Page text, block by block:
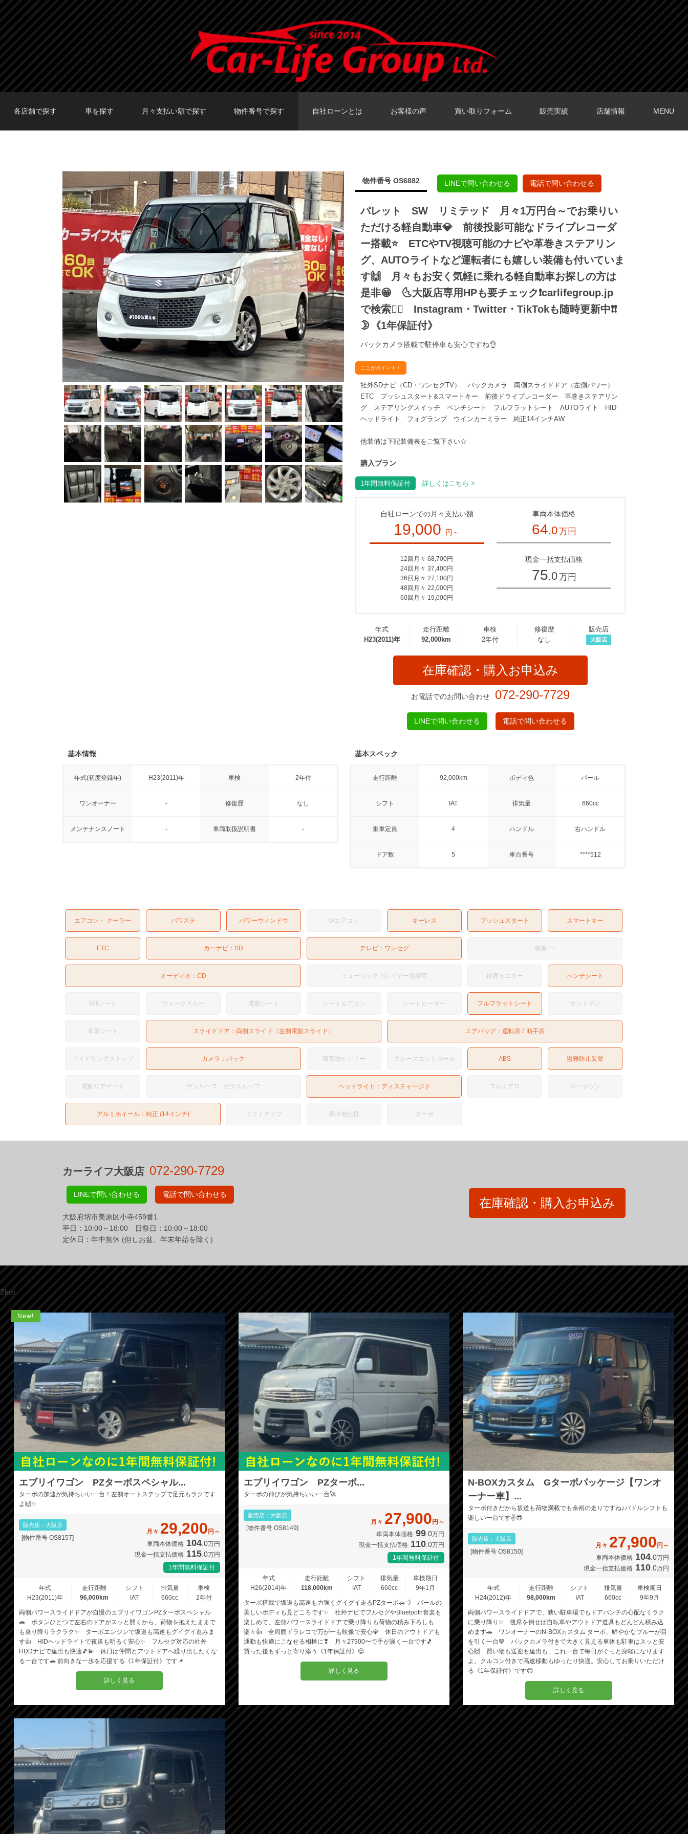
各店舗で探す 車を探す 月々支払い額で探す 物件番号で探す 自社ローンとは お客様の声 買い取りフォーム 販売実績 店舗情報 MENU
物件番号 OS6882 LINEで問い合わせる 電話で問い合わせる
パレット SW リミテッド 月々1万円台～でお乗りい
ただける軽自動車💎 前後投影可能なドライブレコーダ
ー搭載⭐ ETCやTV視聴可能のナビや革巻きステアリン
グ、AUTOライトなど運転者にも嬉しい装備も付いていま
す🙌 月々もお安く気軽に乗れる軽自動車お探しの方は
是非😁 🌜大阪店専用HPも要チェック❗carlifegroup.jp
で検索🕵️‍♂️ Instagram・Twitter・TikTokも随時更新中❗❗
🌛《1年保証付》
バックカメラ搭載で駐停車も安心ですね👌
ここがポイント！
社外SDナビ（CD・ワンセグTV） バックカメラ 両側スライドドア（左側パワー）
ETC プッシュスタート&スマートキー 前後ドライブレコーダー 革巻きステアリン
グ ステアリングスイッチ ベンチシート フルフラットシート AUTOライト HID
ヘッドライト フォグランプ ウインカーミラー 純正14インチAW
他装備は下記装備表をご覧下さい☆
購入プラン
1年間無料保証付 詳しくはこちら >
自社ローンでの月々支払い額
19,000 円～
12回月々 68,700円
24回月々 37,400円
36回月々 27,100円
48回月々 22,000円
60回月々 19,000円
車両本体価格
64.0万円
現金一括支払価格
75.0万円
年式
H23(2011)年
走行距離
92,000km
車検
2年付
修復歴
なし
販売店
大阪店
在庫確認・購入お申込み
お電話でのお問い合わせ 072-290-7729
LINEで問い合わせる 電話で問い合わせる
基本情報
年式(初度登録年) H23(2011)年 車検 2年付
ワンオーナー - 修復歴 なし
メンテナンスノート - 車両取扱説明書 -
基本スペック
走行距離 92,000km ボディ色 パール
シフト IAT 排気量 660cc
乗車定員 4 ハンドル 右ハンドル
ドア数 5 車台番号 ****512
エアコン・ クーラー パワステ パワーウィンドウ Wエアコン キーレス プッシュスタート スマートキー
ETC カーナビ： SD テレビ： ワンセグ 映像：-
オーディオ： CD ミュージックプレイヤー接続可 後席モニター ベンチシート
3列シート ウォークスルー 電動シート シートエアコン シートヒーター フルフラットシート オットマン
本革シート スライドドア： 両側スライド（左側電動スライド） エアバッグ： 運転席 助手席
アイドリングストップ カメラ：バック 障害物センサー クルーズコントロール ABS 盗難防止装置
電動リアゲート サンルーフ・ガラスルーフ ヘッドライト： ディスチャージド フルエアロ ローダウン
アルミホイール：純正 (14インチ) リフトアップ 寒冷地仕様 ターボ
カーライフ大阪店 072-290-7729
LINEで問い合わせる 電話で問い合わせる
大阪府堺市美原区小寺459番1
平日：10:00～18:00 日祭日：10:00～18:00
定休日：年中無休 (但しお盆、年末年始を除く)
在庫確認・購入お申込み
2kei
New!
エブリイワゴン PZターボスペシャル...
ターボの加速が気持ちいい一台！左側オートステップで足元もラクです
よ🙌✨
販売店：大阪店
[物件番号 OS8157]
月々 29,200 円～
車両本体価格 104.0万円
現金一括支払価格 115.0万円
1年間無料保証付
年式
H23(2011)年
走行距離
96,000km
シフト
IAT
排気量
660cc
車検
2年付
両側パワースライドドアが自慢のエブリイワゴンPZターボスペシャル
🚗 ボタンひとつで左右のドアがスッと開くから、荷物を抱えたままで
も乗り降りラクラク✨ ターボエンジンで坂道も高速もグイグイ進みま
す👍 HIDヘッドライトで夜道も明るく安心✨ フルセグ対応の社外
HDDナビで遠出も快適🎵💫 休日は仲間とアウトドアへ繰り出したくな
る一台です🚗 前向きな一歩を応援する《1年保証付》です📌
詳しく見る
エブリイワゴン PZターボ...
ターボの伸びが気持ちいい一台🚀
販売店：大阪店
[物件番号 OS8149]
月々 27,900 円～
車両本体価格 99.0万円
現金一括支払価格 110.0万円
1年間無料保証付
年式
H26(2014)年
走行距離
118,000km
シフト
IAT
排気量
660cc
車検期日
9年1月
ターボ搭載で坂道も高速も力強くグイグイ走るPZターボ🚗💨 パールの
美しいボディも見どころです✨ 社外ナビでフルセグやBluetooth音楽も
楽しめて、左側パワースライドドアで乗り降りも荷物の積み下ろしも
楽々👍 全周囲ドラレコで万が一も映像で安心💎 休日のアウトドアも
通勤も快適にこなせる相棒に❣ 月々27900〜で手が届く一台です🎵
買った後もずっと寄り添う《1年保証付》😊
詳しく見る
N-BOXカスタム Gターボパッケージ【ワンオ
ーナー車】...
ターボ付きだから坂道も荷物満載でも余裕の走りですね♪パドルシフトも
楽しい一台です✌️😎
販売店：大阪店
[物件番号 OS8150]
月々 27,900 円～
車両本体価格 104.0万円
現金一括支払価格 110.0万円
年式
H24(2012)年
走行距離
98,000km
シフト
IAT
排気量
660cc
車検期日
9年9月
両側パワースライドドアで、狭い駐車場でもドアパンチの心配なくラク
に乗り降り✨ 後席を倒せば自転車やアウトドア道具もどんどん積み込
めます🚗 ワンオーナーのN-BOXカスタム ターボ、鮮やかなブルーが目
を引く一台💙 バックカメラ付きで大きく見える車体も駐車はスッと安
心🙌 買い物も送迎も遠出も、これ一台で毎日がぐっと身軽になります
よ。クルコン付きで高速移動もゆったり快適。安心してお乗りいただけ
る《1年保証付》です😊
詳しく見る